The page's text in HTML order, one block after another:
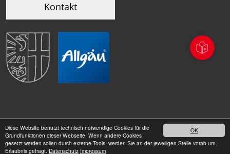
OK
Diese Website benutzt technisch notwendige Cookies für die
Grundfunktionen dieser Webseite. Wenn andere Cookies
gesetzt werden sollen durch externe Tools, werden Sie an der jeweiligen Stelle vorab um
Erlaubnis gefragt. Datenschutz Impressum
Kontakt
Datenschutz|Impressum